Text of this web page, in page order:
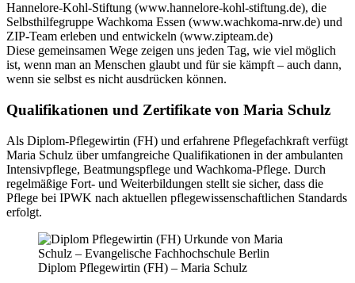
Hannelore-Kohl-Stiftung (www.hannelore-kohl-stiftung.de), die
Selbsthilfegruppe Wachkoma Essen (www.wachkoma-nrw.de) und
ZIP-Team erleben und entwickeln (www.zipteam.de)
Diese gemeinsamen Wege zeigen uns jeden Tag, wie viel möglich
ist, wenn man an Menschen glaubt und für sie kämpft – auch dann,
wenn sie selbst es nicht ausdrücken können.
Qualifikationen und Zertifikate von Maria Schulz
Als Diplom-Pflegewirtin (FH) und erfahrene Pflegefachkraft verfügt
Maria Schulz über umfangreiche Qualifikationen in der ambulanten
Intensivpflege, Beatmungspflege und Wachkoma-Pflege. Durch
regelmäßige Fort- und Weiterbildungen stellt sie sicher, dass die
Pflege bei IPWK nach aktuellen pflegewissenschaftlichen Standards
erfolgt.
Diplom Pflegewirtin (FH) – Maria Schulz